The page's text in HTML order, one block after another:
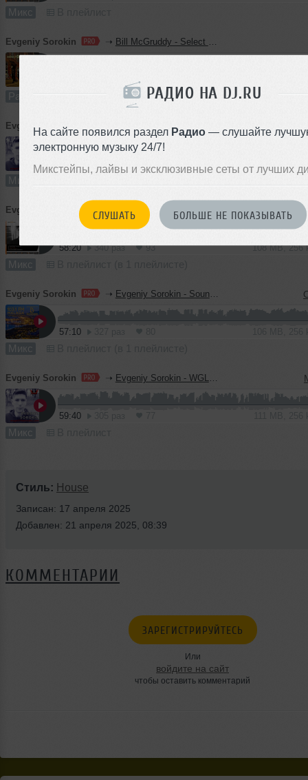
РАДИО НА DJ.RU
На сайте появился раздел Радио — слушайте
электронную музыку 24/7!
Микстейпы, лайвы и эксклюзивные сеты от лучших
СЛУШАТЬ БОЛЬШЕ НЕ ПОКАЗЫВАТЬ
Микс
Evgeniy Sorokin ➝ Bill McGruddy - Select Radio UK (2026-07-31) (Evgeniy Sorokin Guest Mix)
Радио-шоу В плейлист
Evgeniy Sorokin Evgeniy Sorokin - WGLR Mix 051 (London, UK)
60:57 114 раз
Микс
Evgeniy Sorokin ➝Evgeniy Sorokin - BeachGrooves Sessions 184
58:20 340 раз 93 108 MB, 256
Микс
Evgeniy Sorokin ➝ Evgeniy Sorokin - Sound Maze 254
57:10
Микс
Evgeniy Sorokin ➝ Evgeniy Sorokin - WGLR Mix 050 (London, UK)
59:40
Микс
Стиль: House
Записан: 17 апреля 2025
Добавлен: 21 апреля 2025, 08:39
КОММЕНТАРИИ
ЗАРЕГИСТРИРУЙТЕСЬ
Или
войдите на сайт
чтобы оставить комментарий